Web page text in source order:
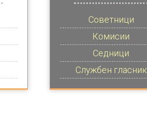
Советници
Комисии
Седници
Службен гласник